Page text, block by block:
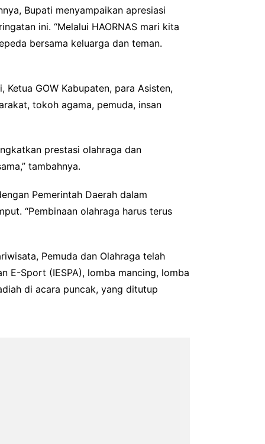
Bupati menyampaikan apresiasi
ini. “Melalui HAORNAS mari kita
bersama keluarga dan teman.
GOW Kabupaten, para Asisten,
tokoh agama, pemuda, insan
prestasi olahraga dan
tambahnya.
Pemerintah Daerah dalam
“Pembinaan olahraga harus terus
Pemuda dan Olahraga telah
E-Sport (IESPA), lomba mancing, lomba
di acara puncak, yang ditutup